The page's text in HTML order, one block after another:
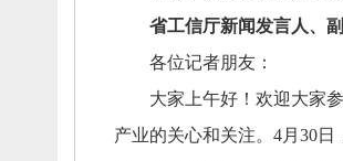
省工信厅新闻发言人、
各位记者朋友：
大家上午好！ 欢迎大家
产业的关心和关注。 4月30日